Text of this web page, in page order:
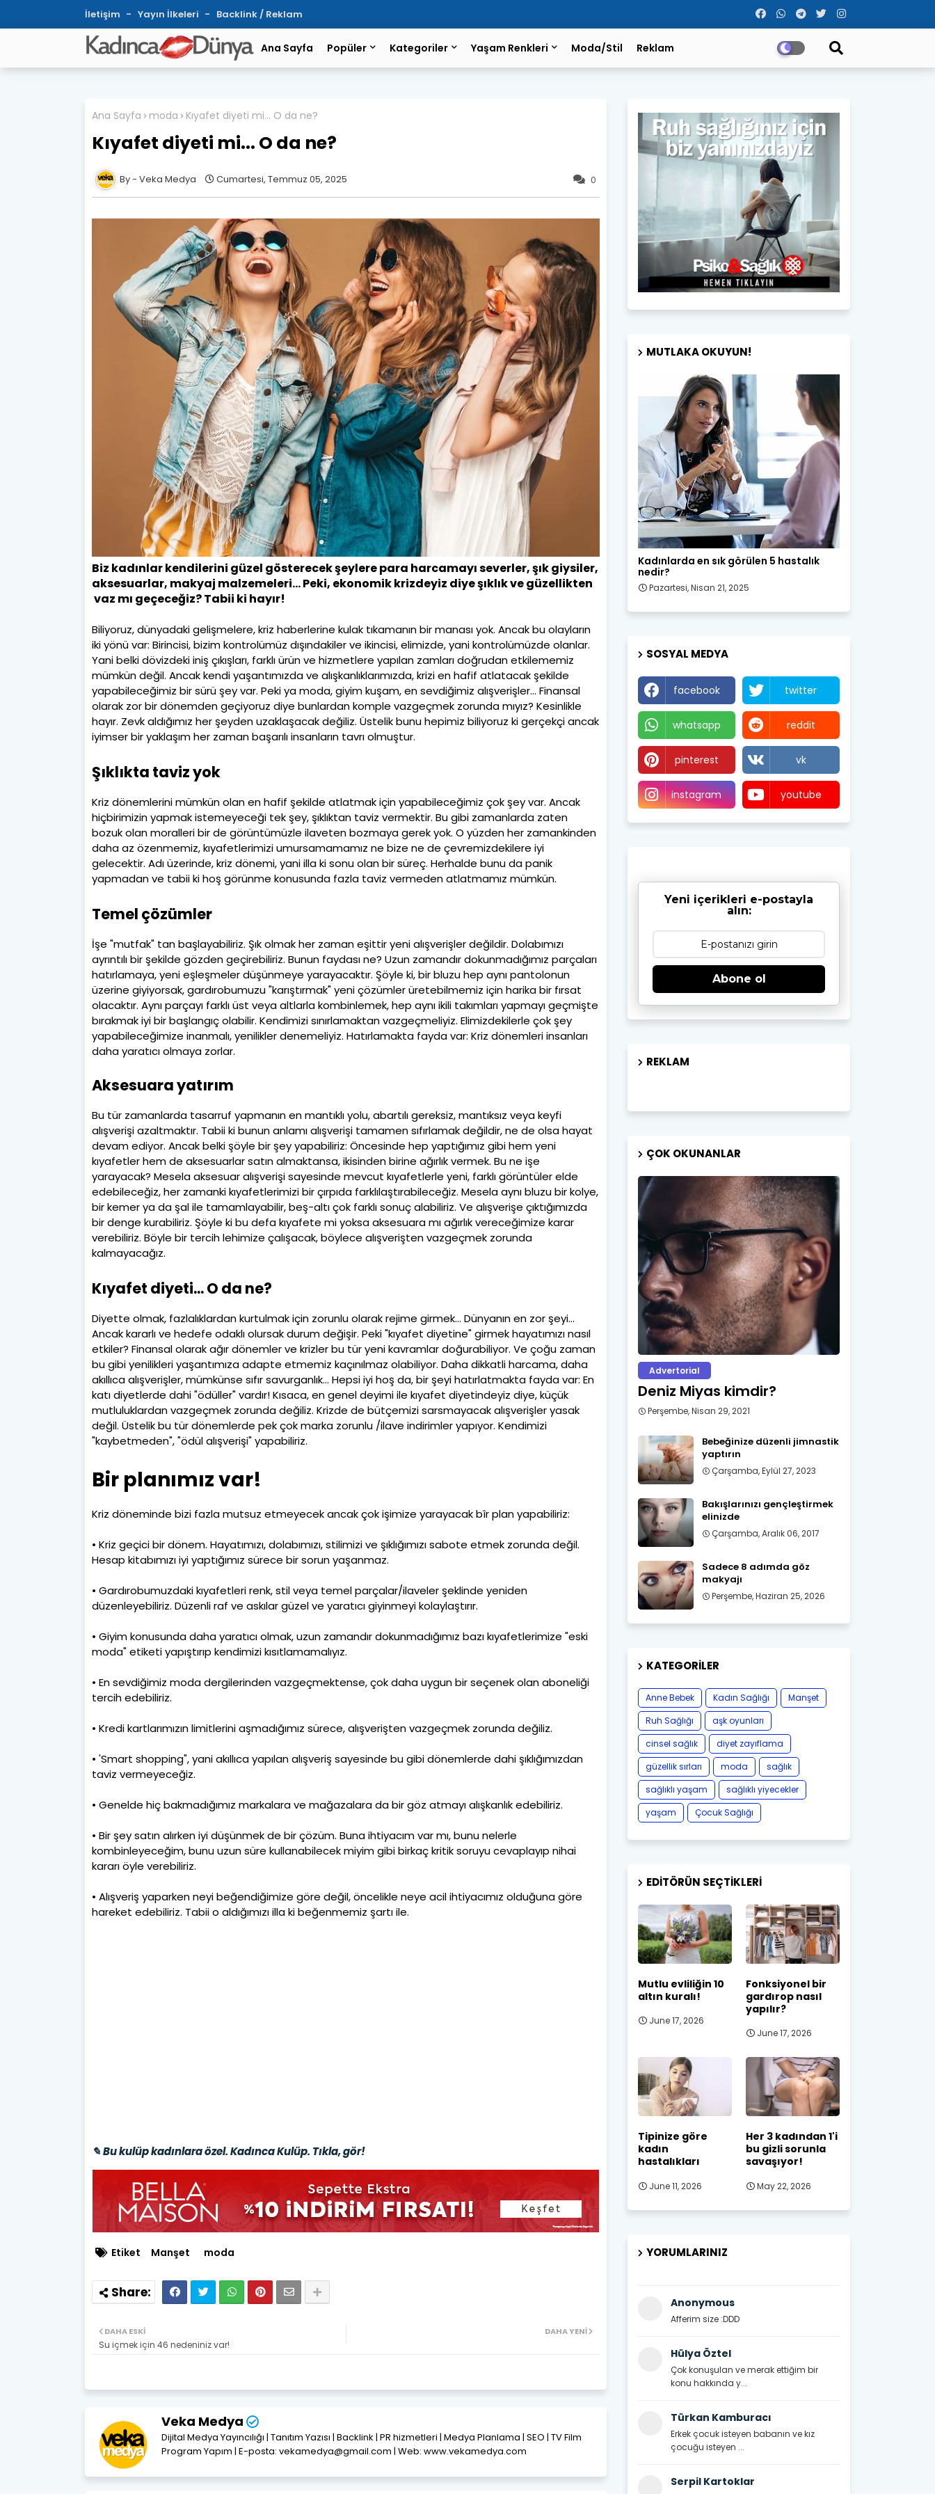
İletişim Yayın İlkeleri Backlink / Reklam
Ana Sayfa Popüler Kategoriler Yaşam Renkleri Moda/Stil Reklam
Ana Sayfa moda Kıyafet diyeti mi... O da ne?
Kıyafet diyeti mi... O da ne?
0
Veka Medya Cumartesi, Temmuz 05, 2025
Biz kadınlar kendilerini güzel gösterecek şeylere para harcamayı severler, şık giysiler,
aksesuarlar, makyaj malzemeleri… Peki, ekonomik krizdeyiz diye şıklık ve güzellikten
vaz mı geçeceğiz? Tabii ki hayır!
Biliyoruz, dünyadaki gelişmelere, kriz haberlerine kulak tıkamanın bir manası yok. Ancak bu olayların
iki yönü var: Birincisi, bizim kontrolümüz dışındakiler ve ikincisi, elimizde, yani kontrolümüzde olanlar.
Yani belki dövizdeki iniş çıkışları, farklı ürün ve hizmetlere yapılan zamları doğrudan etkilememiz
mümkün değil. Ancak kendi yaşantımızda ve alışkanlıklarımızda, krizi en hafif atlatacak şekilde
yapabileceğimiz bir sürü şey var. Peki ya moda, giyim kuşam, en sevdiğimiz alışverişler... Finansal
olarak zor bir dönemden geçiyoruz diye bunlardan komple vazgeçmek zorunda mıyız? Kesinlikle
hayır. Zevk aldığımız her şeyden uzaklaşacak değiliz. Üstelik bunu hepimiz biliyoruz ki gerçekçi ancak
iyimser bir yaklaşım her zaman başarılı insanların tavrı olmuştur.
Şıklıkta taviz yok
Kriz dönemlerini mümkün olan en hafif şekilde atlatmak için yapabileceğimiz çok şey var. Ancak
hiçbirimizin yapmak istemeyeceği tek şey, şıklıktan taviz vermektir. Bu gibi zamanlarda zaten
bozuk olan moralleri bir de görüntümüzle ilaveten bozmaya gerek yok. O yüzden her zamankinden
daha az özenmemiz, kıyafetlerimizi umursamamamız ne bize ne de çevremizdekilere iyi
gelecektir. Adı üzerinde, kriz dönemi, yani illa ki sonu olan bir süreç. Herhalde bunu da panik
yapmadan ve tabii ki hoş görünme konusunda fazla taviz vermeden atlatmamız mümkün.
Temel çözümler
İşe "mutfak" tan başlayabiliriz. Şık olmak her zaman eşittir yeni alışverişler değildir. Dolabımızı
ayrıntılı bir şekilde gözden geçirebiliriz. Bunun faydası ne? Uzun zamandır dokunmadığımız parçaları
hatırlamaya, yeni eşleşmeler düşünmeye yarayacaktır. Şöyle ki, bir bluzu hep aynı pantolonun
üzerine giyiyorsak, gardırobumuzu "karıştırmak" yeni çözümler üretebilmemiz için harika bir fırsat
olacaktır. Aynı parçayı farklı üst veya altlarla kombinlemek, hep aynı ikili takımları yapmayı geçmişte
bırakmak iyi bir başlangıç olabilir. Kendimizi sınırlamaktan vazgeçmeliyiz. Elimizdekilerle çok şey
yapabileceğimize inanmalı, yenilikler denemeliyiz. Hatırlamakta fayda var: Kriz dönemleri insanları
daha yaratıcı olmaya zorlar.
Aksesuara yatırım
Bu tür zamanlarda tasarruf yapmanın en mantıklı yolu, abartılı gereksiz, mantıksız veya keyfi
alışverişi azaltmaktır. Tabii ki bunun anlamı alışverişi tamamen sıfırlamak değildir, ne de olsa hayat
devam ediyor. Ancak belki şöyle bir şey yapabiliriz: Öncesinde hep yaptığımız gibi hem yeni
kıyafetler hem de aksesuarlar satın almaktansa, ikisinden birine ağırlık vermek. Bu ne işe
yarayacak? Mesela aksesuar alışverişi sayesinde mevcut kıyafetlerle yeni, farklı görüntüler elde
edebileceğiz, her zamanki kıyafetlerimizi bir çırpıda farklılaştırabileceğiz. Mesela aynı bluzu bir kolye,
bir kemer ya da şal ile tamamlayabilir, beş-altı çok farklı sonuç alabiliriz. Ve alışverişe çıktığımızda
bir denge kurabiliriz. Şöyle ki bu defa kıyafete mi yoksa aksesuara mı ağırlık vereceğimize karar
verebiliriz. Böyle bir tercih lehimize çalışacak, böylece alışverişten vazgeçmek zorunda
kalmayacağız.
Kıyafet diyeti... O da ne?
Diyette olmak, fazlalıklardan kurtulmak için zorunlu olarak rejime girmek... Dünyanın en zor şeyi...
Ancak kararlı ve hedefe odaklı olursak durum değişir. Peki "kıyafet diyetine" girmek hayatımızı nasıl
etkiler? Finansal olarak ağır dönemler ve krizler bu tür yeni kavramlar doğurabiliyor. Ve çoğu zaman
bu gibi yenilikleri yaşantımıza adapte etmemiz kaçınılmaz olabiliyor. Daha dikkatli harcama, daha
akıllıca alışverişler, mümkünse sıfır savurganlık... Hepsi iyi hoş da, bir şeyi hatırlatmakta fayda var: En
katı diyetlerde dahi "ödüller" vardır! Kısaca, en genel deyimi ile kıyafet diyetindeyiz diye, küçük
mutluluklardan vazgeçmek zorunda değiliz. Krizde de bütçemizi sarsmayacak alışverişler yasak
değil. Üstelik bu tür dönemlerde pek çok marka zorunlu /ilave indirimler yapıyor. Kendimizi
"kaybetmeden", "ödül alışverişi" yapabiliriz.
Bir planımız var!
Kriz döneminde bizi fazla mutsuz etmeyecek ancak çok işimize yarayacak bîr plan yapabiliriz:
• Kriz geçici bir dönem. Hayatımızı, dolabımızı, stilimizi ve şıklığımızı sabote etmek zorunda değil.
Hesap kitabımızı iyi yaptığımız sürece bir sorun yaşanmaz.
• Gardırobumuzdaki kıyafetleri renk, stil veya temel parçalar/ilaveler şeklinde yeniden
düzenleyebiliriz. Düzenli raf ve askılar güzel ve yaratıcı giyinmeyi kolaylaştırır.
• Giyim konusunda daha yaratıcı olmak, uzun zamandır dokunmadığımız bazı kıyafetlerimize "eski
moda" etiketi yapıştırıp kendimizi kısıtlamamalıyız.
• En sevdiğimiz moda dergilerinden vazgeçmektense, çok daha uygun bir seçenek olan aboneliği
tercih edebiliriz.
• Kredi kartlarımızın limitlerini aşmadığımız sürece, alışverişten vazgeçmek zorunda değiliz.
• 'Smart shopping", yani akıllıca yapılan alışveriş sayesinde bu gibi dönemlerde dahi şıklığımızdan
taviz vermeyeceğiz.
• Genelde hiç bakmadığımız markalara ve mağazalara da bir göz atmayı alışkanlık edebiliriz.
• Bir şey satın alırken iyi düşünmek de bir çözüm. Buna ihtiyacım var mı, bunu nelerle
kombinleyeceğim, bunu uzun süre kullanabilecek miyim gibi birkaç kritik soruyu cevaplayıp nihai
kararı öyle verebiliriz.
• Alışveriş yaparken neyi beğendiğimize göre değil, öncelikle neye acil ihtiyacımız olduğuna göre
hareket edebiliriz. Tabii o aldığımızı illa ki beğenmemiz şartı ile.
✎ Bu kulüp kadınlara özel. Kadınca Kulüp. Tıkla, gör!
Etiket Manşet moda
DAHA YENI
DAHA ESKI
Su içmek için 46 nedeniniz var!
Veka Medya
Dijital Medya Yayıncılığı | Tanıtım Yazısı | Backlink | PR hizmetleri | Medya Planlama | SEO | TV Film
Program Yapım | E-posta: vekamedya@gmail.com | Web: www.vekamedya.com
MUTLAKA OKUYUN!
Kadın Sağlığı
Kadınlarda en sık görülen 5 hastalık
nedir?
Pazartesi, Nisan 21, 2025
SOSYAL MEDYA
facebook twitter
whatsapp reddit
pinterest vk
instagram youtube
Yeni içerikleri e-postayla
alın:
Abone ol
REKLAM
ÇOK OKUNANLAR
Advertorial
Deniz Miyas kimdir?
Perşembe, Nisan 29, 2021
Bebeğinize düzenli jimnastik
yaptırın
Çarşamba, Eylül 27, 2023
Bakışlarınızı gençleştirmek
elinizde
Çarşamba, Aralık 06, 2017
Sadece 8 adımda göz
makyajı
Perşembe, Haziran 25, 2026
KATEGORILER
Anne Bebek Kadın Sağlığı
Manşet
Ruh Sağlığı
aşk oyunları
cinsel sağlık
diyet zayıflama
güzellik sırları
moda
sağlık
sağlıklı yaşam
sağlıklı yiyecekler
yaşam
Çocuk Sağlığı
EDITÖRÜN SEÇTIKLERI
Mutlu evliliğin 10
altın kuralı!
June 17, 2026
Fonksiyonel bir
gardırop nasıl
yapılır?
June 17, 2026
Tipinize göre
kadın
hastalıkları
June 11, 2026
Her 3 kadından 1'i
bu gizli sorunla
savaşıyor!
May 22, 2026
YORUMLARINIZ
Anonymous
Afferim size :DDD
Hülya Öztel
Çok konuşulan ve merak ettiğim bir
konu hakkında y...
Türkan Kamburacı
Erkek çocuk isteyen babanın ve kız
çocuğu isteyen ...
Serpil Kartoklar